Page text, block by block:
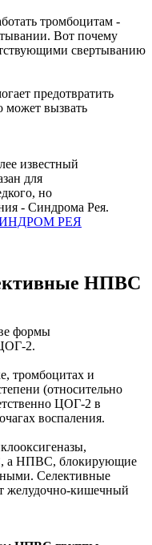
тромбоцитам -
Вот почему
свертыванию
предотвратить
может вызвать
известный
для
но
- Синдрома Рея.
РЕЯ
НПВС
формы
2.
тромбоцитах и
(относительно
ЦОГ-2 в
воспаления.
а НПВС, блокирующие
Селективные
желудочно-кишечный